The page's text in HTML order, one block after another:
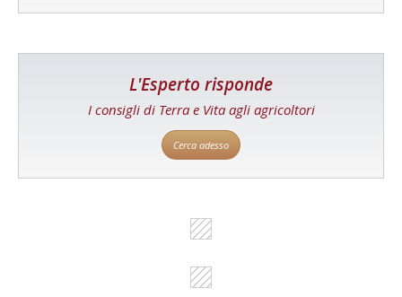
L'Esperto risponde
I consigli di Terra e Vita agli agricoltori
Cerca adesso